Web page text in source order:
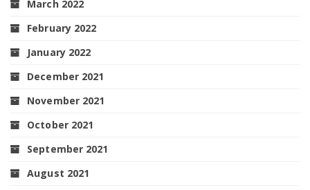
March 2022
February 2022
January 2022
December 2021
November 2021
October 2021
September 2021
August 2021